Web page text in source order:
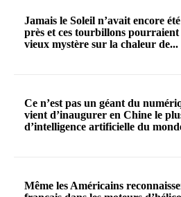
Jamais le Soleil n’avait encore
près et ces tourbillons pourraient
vieux mystère sur la chaleur de...
Ce n’est pas un géant du
vient d’inaugurer en Chine le
d’intelligence artificielle du
Même les Américains